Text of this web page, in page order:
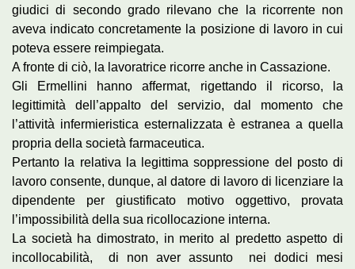
giudici di secondo grado rilevano che la ricorrente non
aveva indicato concretamente la posizione di lavoro in cui
poteva essere reimpiegata.
A fronte di ciò, la lavoratrice ricorre anche in Cassazione.
Gli Ermellini hanno affermat, rigettando il ricorso, la
legittimità dell’appalto del servizio, dal momento che
l’attività infermieristica esternalizzata è estranea a quella
propria della società farmaceutica.
Pertanto la relativa la legittima soppressione del posto di
lavoro consente, dunque, al datore di lavoro di licenziare la
dipendente per giustificato motivo oggettivo, provata
l’impossibilità della sua ricollocazione interna.
La società ha dimostrato, in merito al predetto aspetto di
incollocabilità, di non aver assunto nei dodici mesi